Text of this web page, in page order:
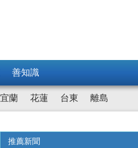
善知識
宜蘭 花蓮 台東 離島
推薦新聞